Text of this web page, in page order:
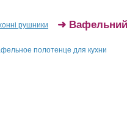
рушники ➜